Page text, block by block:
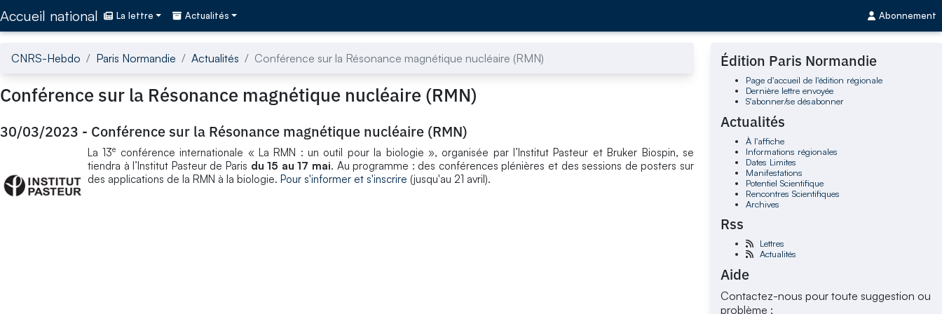
Accueil national La lettre Actualités Abonnement
CNRS-Hebdo Paris Normandie Actualités Conférence sur la Résonance magnétique nucléaire (RMN)
Conférence sur la Résonance magnétique nucléaire (RMN)
30/03/2023 - Conférence sur la Résonance magnétique nucléaire (RMN)
La 13e conférence internationale « La RMN : un outil pour la biologie », organisée par l’Institut Pasteur et Bruker Biospin, se
tiendra à l’Institut Pasteur de Paris du 15 au 17 mai. Au programme : des conférences plénières et des sessions de posters sur
des applications de la RMN à la biologie. Pour s'informer et s'inscrire (jusqu'au 21 avril).
Édition Paris Normandie
Page d'accueil de l'édition régionale
Dernière lettre envoyée
S'abonner/se désabonner
Actualités
À l'affiche
Informations régionales
Dates Limites
Manifestations
Potentiel Scientifique
Rencontres Scientifiques
Archives
Rss
Lettres
Actualités
Aide
Contactez-nous pour toute suggestion ou
problème :